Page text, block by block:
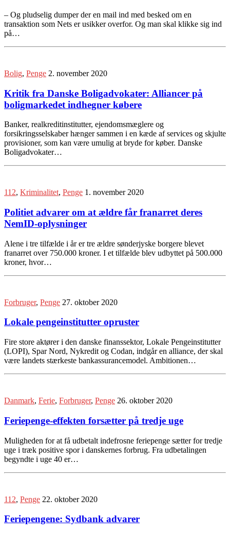
– Og pludselig dumper der en mail ind med besked om en
transaktion som Nets er usikker overfor. Og man skal klikke sig ind
på…
Bolig, Penge 2. november 2020
Kritik fra Danske Boligadvokater: Alliancer på
boligmarkedet indhegner købere
Banker, realkreditinstitutter, ejendomsmæglere og
forsikringsselskaber hænger sammen i en kæde af services og skjulte
provisioner, som kan være umulig at bryde for køber. Danske
Boligadvokater…
112, Kriminalitet, Penge 1. november 2020
Politiet advarer om at ældre får franarret deres
NemID-oplysninger
Alene i tre tilfælde i år er tre ældre sønderjyske borgere blevet
franarret over 750.000 kroner. I et tilfælde blev udbyttet på 500.000
kroner, hvor…
Forbruger, Penge 27. oktober 2020
Lokale pengeinstitutter opruster
Fire store aktører i den danske finanssektor, Lokale Pengeinstitutter
(LOPI), Spar Nord, Nykredit og Codan, indgår en alliance, der skal
være landets stærkeste bankassurancemodel. Ambitionen…
Danmark, Ferie, Forbruger, Penge 26. oktober 2020
Feriepenge-effekten forsætter på tredje uge
Muligheden for at få udbetalt indefrosne feriepenge sætter for tredje
uge i træk positive spor i danskernes forbrug. Fra udbetalingen
begyndte i uge 40 er…
112, Penge 22. oktober 2020
Feriepengene: Sydbank advarer